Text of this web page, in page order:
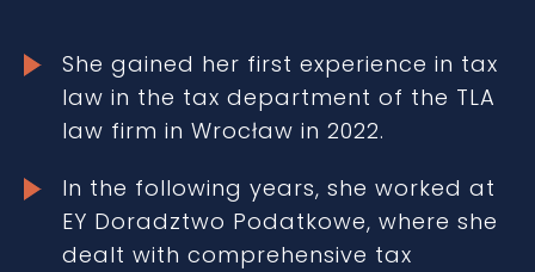
She gained her first experience in tax
law in the tax department of the TLA
law firm in Wrocław in 2022.
In the following years, she worked at
EY Doradztwo Podatkowe, where she
dealt with comprehensive tax